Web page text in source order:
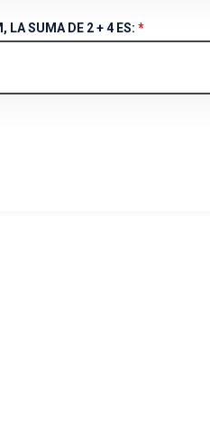
LA SUMA DE 2 + 4 ES: *